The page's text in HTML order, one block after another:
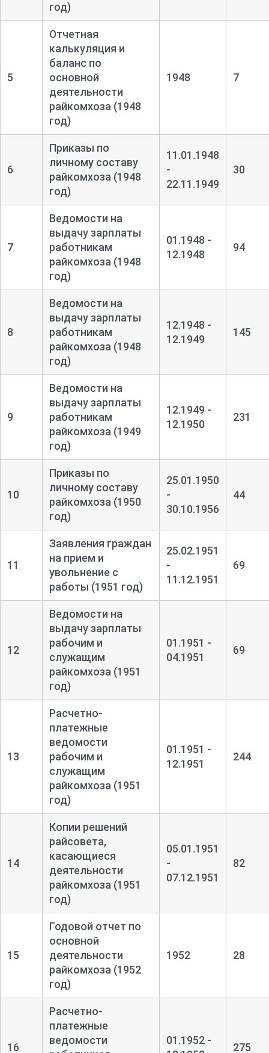
год)
5
Отчетная
калькуляция и
баланс по
основной
деятельности
райкомхоза (1948
год)
1948 7
6
Приказы по
личному составу
райкомхоза (1948
год)
11.01.1948
-
22.11.1949
30
7
Ведомости на
выдачу зарплаты
работникам
райкомхоза (1948
год)
01.1948 -
12.1948
94
8
Ведомости на
выдачу зарплаты
работникам
райкомхоза (1948
год)
12.1948 -
12.1949
145
9
Ведомости на
выдачу зарплаты
работникам
райкомхоза (1949
год)
12.1949 -
12.1950
231
10
Приказы по
личному составу
райкомхоза (1950
год)
25.01.1950
-
30.10.1956
44
11
Заявления граждан
на прием и
увольнение с
работы (1951 год)
25.02.1951
-
11.12.1951
69
12
Ведомости на
выдачу зарплаты
рабочим и
служащим
райкомхоза (1951
год)
01.1951 -
04.1951
69
13
Расчетно-
платежные
ведомости
рабочим и
служащим
райкомхоза (1951
год)
01.1951 -
12.1951
244
14
Копии решений
райсовета,
касающиеся
деятельности
райкомхоза (1951
год)
05.01.1951
-
07.12.1951
82
15
Годовой отчет по
основной
деятельности
райкомхоза (1952
год)
1952 28
16
Расчетно-
платежные
ведомости
01.1952 -
275